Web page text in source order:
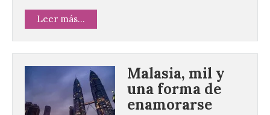
Leer más...
Malasia, mil y
una forma de
enamorarse